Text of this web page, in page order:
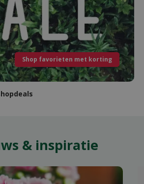
Shop favorieten met korting
& inspiratie